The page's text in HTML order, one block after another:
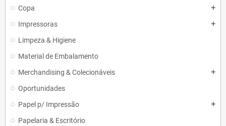
Copa add
Impressoras add
Limpeza & Higiene
Material de Embalamento
Merchandising & Colecionáveis
add
Oportunidades
Papel p/ Impressão
add
Papelaria & Escritório